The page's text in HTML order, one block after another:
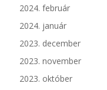
2024. február
2024. január
2023. december
2023. november
2023. október